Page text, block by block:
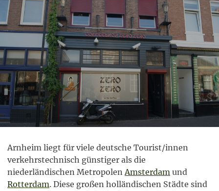
Arnheim liegt für viele deutsche Tourist/innen
verkehrstechnisch günstiger als die
niederländischen MetropolenAmsterdam und
Rotterdam. Diese großen holländischen Städte sind